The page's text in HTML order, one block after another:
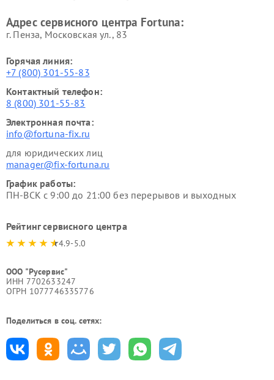
Адрес сервисного центра Fortuna:
г. Пенза, Московская ул., 83
Горячая линия:
+7 (800) 301-55-83
Контактный телефон:
8 (800) 301-55-83
Электронная почта:
info@fortuna-fix.ru
для юридических лиц
manager@fix-fortuna.ru
График работы:
ПН-ВСК с 9:00 до 21:00 без перерывов и выходных
Рейтинг сервисного центра
4.9-5.0
ООО "Русервис"
ИНН 7702633247
ОГРН 1077746335776
Поделиться в соц. сетях: